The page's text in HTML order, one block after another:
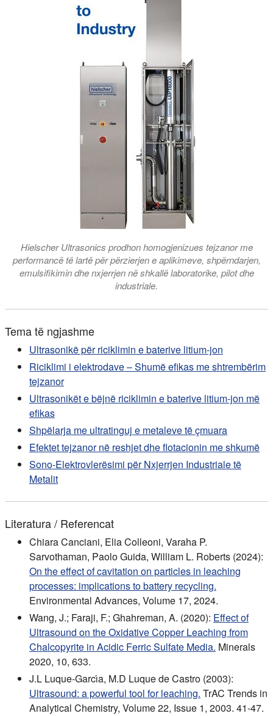
Hielscher Ultrasonics prodhon homogjenizues tejzanor me
performancë të lartë për përzierjen e aplikimeve, shpërndarjen,
emulsifikimin dhe nxjerrjen në shkallë laboratorike, pilot dhe
industriale.
Tema të ngjashme
Ultrasonikë për riciklimin e baterive litium-jon
Riciklimi i elektrodave – Shumë efikas me shtrembërim
tejzanor
Ultrasonikët e bëjnë riciklimin e baterive litium-jon më
efikas
Shpëlarja me ultratinguj e metaleve të çmuara
Efektet tejzanor në reshjet dhe flotacionin me shkumë
Sono-Elektrovlerësimi për Nxjerrjen Industriale të
Metalit
Literatura / Referencat
Chiara Canciani, Elia Colleoni, Varaha P.
Sarvothaman, Paolo Guida, William L. Roberts (2024):
On the effect of cavitation on particles in leaching
processes: implications to battery recycling.
Environmental Advances, Volume 17, 2024.
Wang, J.; Faraji, F.; Ghahreman, A. (2020): Effect of
Ultrasound on the Oxidative Copper Leaching from
Chalcopyrite in Acidic Ferric Sulfate Media. Minerals
2020, 10, 633.
J.L Luque-Garcı́a, M.D Luque de Castro (2003):
Ultrasound: a powerful tool for leaching. TrAC Trends in
Analytical Chemistry, Volume 22, Issue 1, 2003. 41-47.